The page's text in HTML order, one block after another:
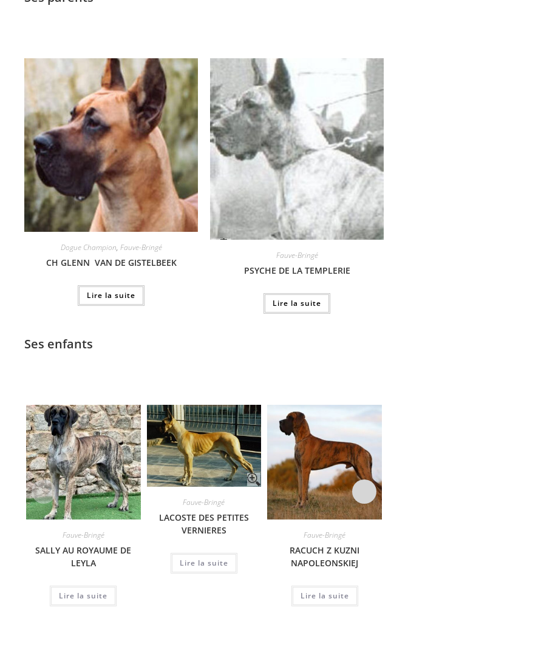
Dogue Champion, Fauve-Bringé
CH GLENN VAN DE GISTELBEEK
Lire la suite
Fauve-Bringé
PSYCHE DE LA TEMPLERIE
Lire la suite
Ses enfants
Fauve-Bringé
SALLY AU ROYAUME DE
LEYLA
Lire la suite
Fauve-Bringé
LACOSTE DES PETITES
VERNIERES
Lire la suite
Fauve-Bringé
RACUCH Z KUZNI
NAPOLEONSKIEJ
Lire la suite